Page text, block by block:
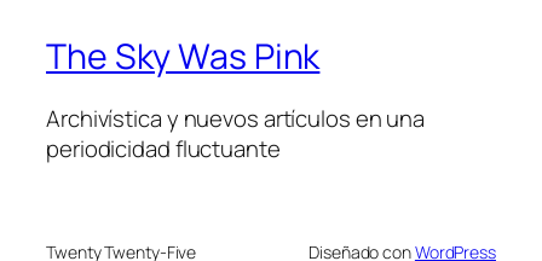
The Sky Was Pink
Archivística y nuevos artículos en una
periodicidad fluctuante
Twenty Twenty-Five Diseñado conWordPress